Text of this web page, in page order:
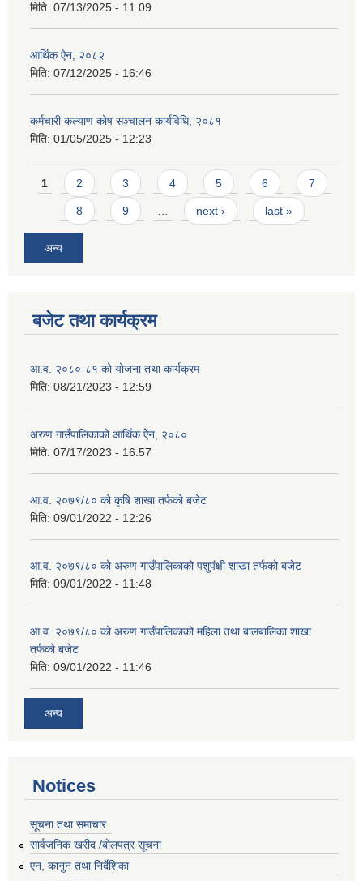
मिति: 07/13/2025 - 11:09
आर्थिक ऐन, २०८२
मिति: 07/12/2025 - 16:46
कर्मचारी कल्याण कोष सञ्चालन कार्यविधि, २०८१
मिति: 01/05/2025 - 12:23
Pages
1 2 3 4 5 6 7
8 9 next › last »
अन्य
बजेट तथा कार्यक्रम
आ.व. २०८०-८१ को योजना तथा कार्यक्रम
मिति: 08/21/2023 - 12:59
अरुण गाउँपालिकाको आर्थिक ऐेन, २०८०
मिति: 07/17/2023 - 16:57
आ.व. २०७९/८० को कृषि शाखा तर्फको बजेट
मिति: 09/01/2022 - 12:26
आ.व. २०७९/८० को अरुण गाउँपालिकाको पशुपंक्षी शाखा तर्फको बजेट
मिति: 09/01/2022 - 11:48
आ.व. २०७९/८० को अरुण गाउँपालिकाको महिला तथा बालबालिका शाखा
तर्फको बजेट
मिति: 09/01/2022 - 11:46
अन्य
Notices
सूचना तथा समाचार
सार्वजनिक खरीद /बोलपत्र सूचना
एन, कानुन तथा निर्देशिका